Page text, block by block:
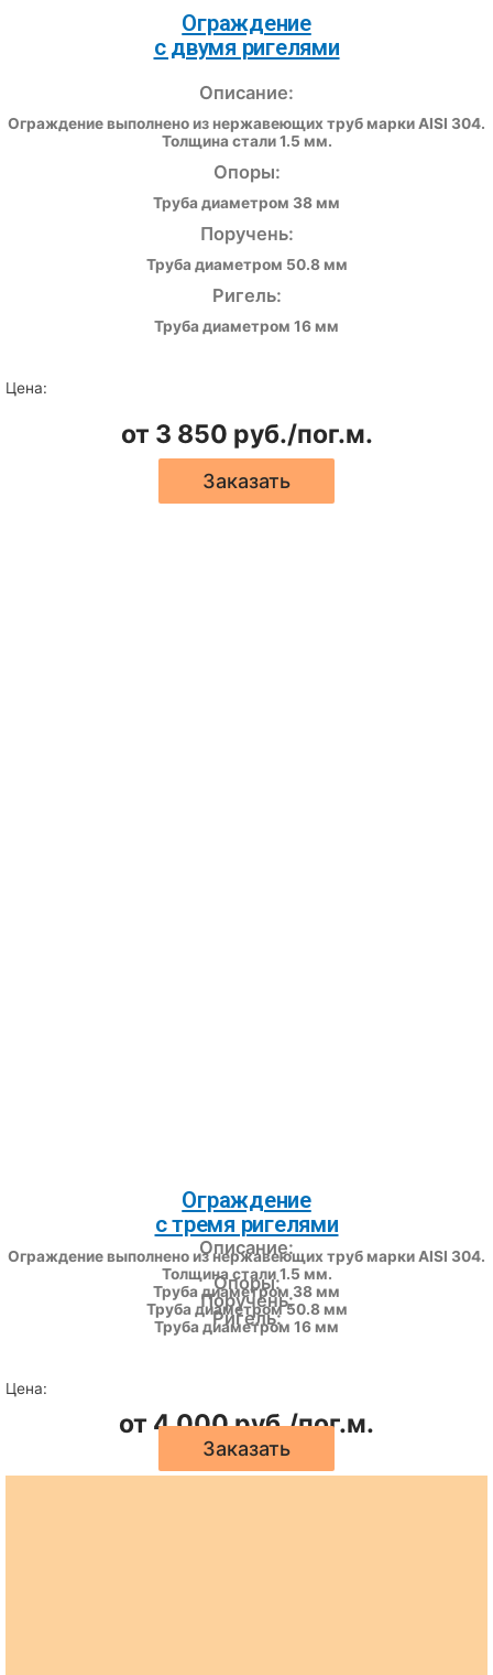
Ограждение
с двумя ригелями
Описание:
Ограждение выполнено из нержавеющих труб марки AISI 304.
Толщина стали 1.5 мм.
Опоры:
Труба диаметром 38 мм
Поручень:
Труба диаметром 50.8 мм
Ригель:
Труба диаметром 16 мм
Цена:
от 3 850 руб./пог.м.
Заказать
Ограждение
с тремя ригелями
Описание:
Ограждение выполнено из нержавеющих труб марки AISI 304.
Толщина стали 1.5 мм.
Опоры:
Труба диаметром 38 мм
Поручень:
Труба диаметром 50.8 мм
Ригель:
Труба диаметром 16 мм
Цена:
от 4 000 руб./пог.м.
Заказать